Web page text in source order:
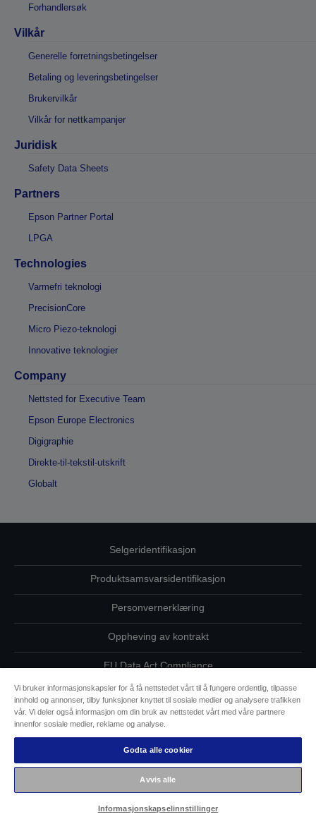
Forhandlersøk
Vilkår
Generelle forretningsbetingelser
Betaling og leveringsbetingelser
Brukervilkår
Vilkår for nettkampanjer
Juridisk
Safety Data Sheets
Partners
Epson Partner Portal
LPGA
Technologies
Varmefri teknologi
PrecisionCore
Micro Piezo-teknologi
Innovative teknologier
Company
Nettsted for Executive Team
Epson Europe Electronics
Digigraphie
Direkte-til-tekstil-utskrift
Globalt
Selgeridentifikasjon
Produktsamsvarsidentifikasjon
Personvernerklæring
Oppheving av kontrakt
EU Data Act Compliance
Ta kontakt med oss vedrørende personopplysningene dine
Informasjon om informasjonskapsler
Epsons forpliktelse til tilgjengelighet
Copyright (c) 2026 Seiko Epson
Vi bruker informasjonskapsler for å få nettstedet vårt til å fungere ordentlig, tilpasse
innhold og annonser, tilby funksjoner knyttet til sosiale medier og analysere trafikken
vår. Vi deler også informasjon om din bruk av nettstedet vårt med våre partnere
innenfor sosiale medier, reklame og analyse.
Godta alle cookier
Avvis alle
Informasjonskapselinnstillinger